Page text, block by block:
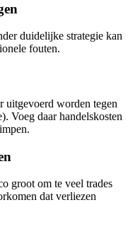
duidelijke strategie kan
fouten.
uitgevoerd worden tegen
Voeg daar handelskosten
groot om te veel trades
dat verliezen